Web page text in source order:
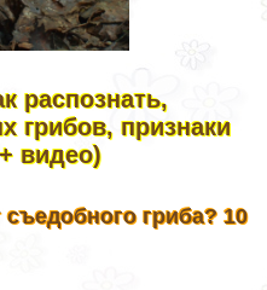
распознать,
грибов, признаки
видео)
съедобного гриба? 10